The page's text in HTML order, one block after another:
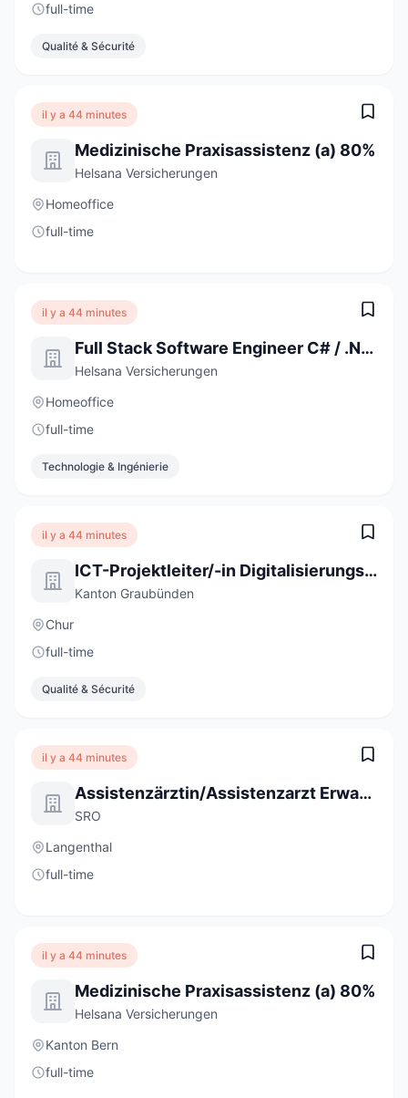
full-time
Qualité & Sécurité
il y a 44 minutes
Medizinische Praxisassistenz (a) 80%
Helsana Versicherungen
Homeoffice
full-time
il y a 44 minutes
Full Stack Software Engineer C# / .NET / React (a) 80-100%
Helsana Versicherungen
Homeoffice
full-time
Technologie & Ingénierie
il y a 44 minutes
ICT-Projektleiter/-in Digitalisierungsprojekte 60-100 %
Kanton Graubünden
Chur
full-time
Qualité & Sécurité
il y a 44 minutes
Assistenzärztin/Assistenzarzt Erwachsenenpsychiatrie Ambulatorium 80 - 100 %
SRO
Langenthal
full-time
il y a 44 minutes
Medizinische Praxisassistenz (a) 80%
Helsana Versicherungen
Kanton Bern
full-time